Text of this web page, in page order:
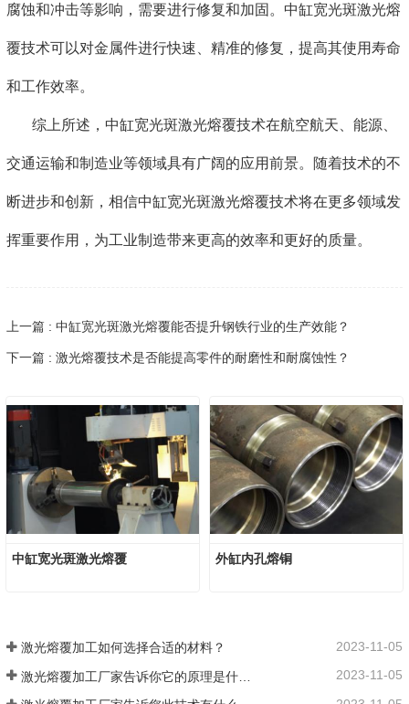
腐蚀和冲击等影响，需要进行修复和加固。中缸宽光斑激光熔
覆技术可以对金属件进行快速、精准的修复，提高其使用寿命
和工作效率。
综上所述，中缸宽光斑激光熔覆技术在航空航天、能源、
交通运输和制造业等领域具有广阔的应用前景。随着技术的不
断进步和创新，相信中缸宽光斑激光熔覆技术将在更多领域发
挥重要作用，为工业制造带来更高的效率和更好的质量。
上一篇 : 中缸宽光斑激光熔覆能否提升钢铁行业的生产效能？
下一篇 : 激光熔覆技术是否能提高零件的耐磨性和耐腐蚀性？
中缸宽光斑激光熔覆 外缸内孔熔铜
激光熔覆加工如何选择合适的材料？ 2023-11-05
2023-11-05